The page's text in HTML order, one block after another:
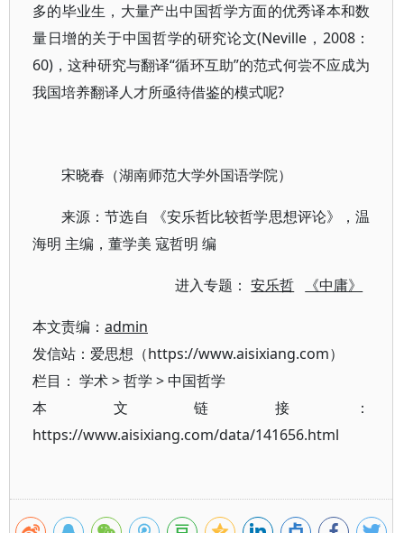
多的毕业生，大量产出中国哲学方面的优秀译本和数
量日增的关于中国哲学的研究论文(Neville，2008：
60)，这种研究与翻译“循环互助”的范式何尝不应成为
我国培养翻译人才所亟待借鉴的模式呢?
宋晓春（湖南师范大学外国语学院）
来源：节选自 《安乐哲比较哲学思想评论》，温
海明 主编，董学美 寇哲明 编
进入专题：安乐哲 《中庸》
本文责编： admin
发信站：爱思想（https://www.aisixiang.com）
栏目： 学术>哲学 >中国哲学
本文链接：
https://www.aisixiang.com/data/141656.html